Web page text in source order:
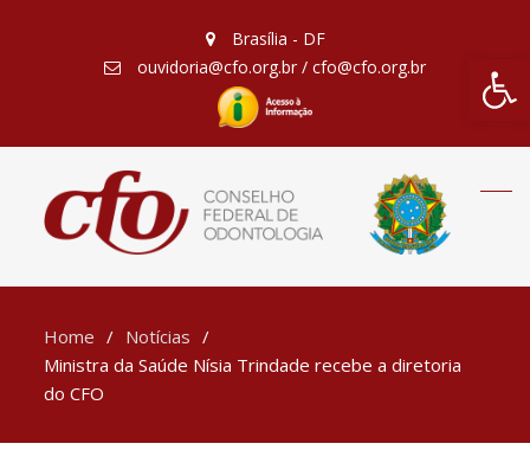
Barra
Brasília - DF
ouvidoria@cfo.org.br / cfo@cfo.org.br
Home
Notícias
Ministra da Saúde Nísia Trindade recebe a diretoria
do CFO